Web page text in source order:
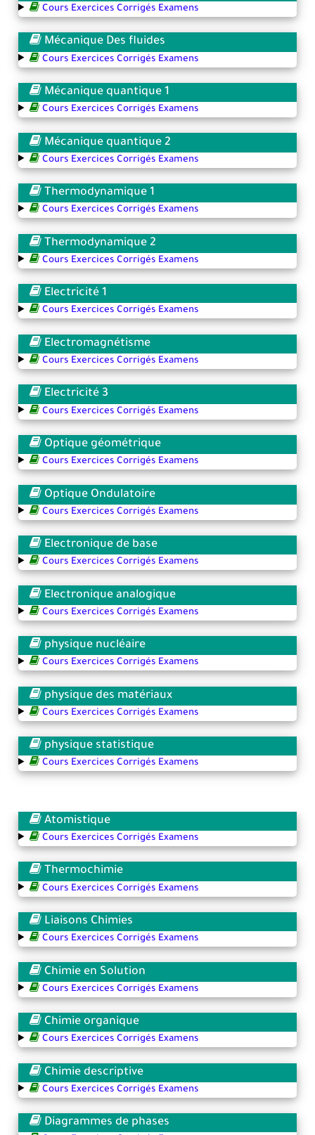
Cours Exercices Corrigés Examens
Mécanique Des fluides
Cours Exercices Corrigés Examens
Mécanique quantique 1
Cours Exercices Corrigés Examens
Mécanique quantique 2
Cours Exercices Corrigés Examens
Thermodynamique 1
Cours Exercices Corrigés Examens
Thermodynamique 2
Cours Exercices Corrigés Examens
Electricité 1
Cours Exercices Corrigés Examens
Electromagnétisme
Cours Exercices Corrigés Examens
Electricité 3
Cours Exercices Corrigés Examens
Optique géométrique
Cours Exercices Corrigés Examens
Optique Ondulatoire
Cours Exercices Corrigés Examens
Electronique de base
Cours Exercices Corrigés Examens
Electronique analogique
Cours Exercices Corrigés Examens
physique nucléaire
Cours Exercices Corrigés Examens
physique des matériaux
Cours Exercices Corrigés Examens
physique statistique
Cours Exercices Corrigés Examens
Atomistique
Cours Exercices Corrigés Examens
Thermochimie
Cours Exercices Corrigés Examens
Liaisons Chimies
Cours Exercices Corrigés Examens
Chimie en Solution
Cours Exercices Corrigés Examens
Chimie organique
Cours Exercices Corrigés Examens
Chimie descriptive
Cours Exercices Corrigés Examens
Diagrammes de phases